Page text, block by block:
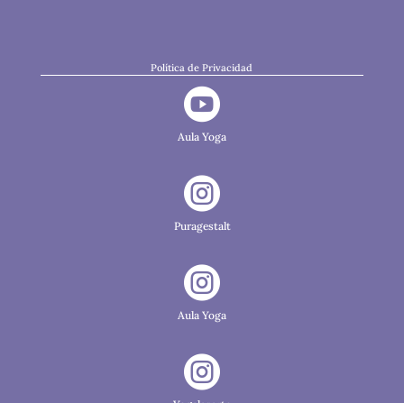
Política de Privacidad

Aula Yoga

Puragestalt

Aula Yoga
